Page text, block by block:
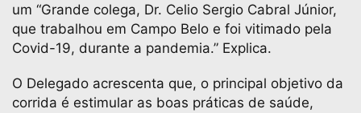
um “Grande colega, Dr. Celio Sergio Cabral Júnior,
que trabalhou em Campo Belo e foi vitimado pela
Covid-19, durante a pandemia.” Explica.
O Delegado acrescenta que, o principal objetivo da
corrida é estimular as boas práticas de saúde,